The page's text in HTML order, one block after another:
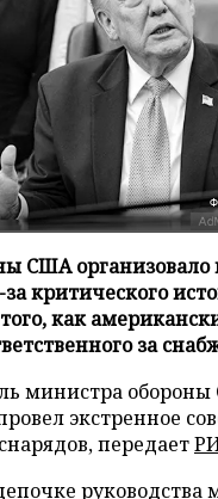
США организовало
за критического
как
за
министра
экстренное
передает
руководства